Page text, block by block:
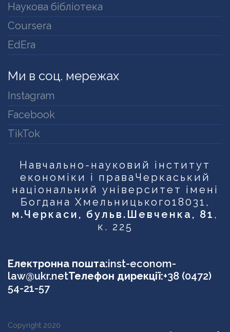
Наукова бібліотека
Coursera
EdEra
Ми в соц. мережах
Instagram
Facebook
TikTok
Навчально-науковий інститут
економіки і права Черкаський
національний університет імені
Богдана Хмельницького18031,
м.Черкаси, бульв.Шевченка, 81 ,
к. 225
Електронна пошта:inst-econom-
law@ukr.netТелефон дирекції:+38 (0472)
54-21-57
Copyright 2020